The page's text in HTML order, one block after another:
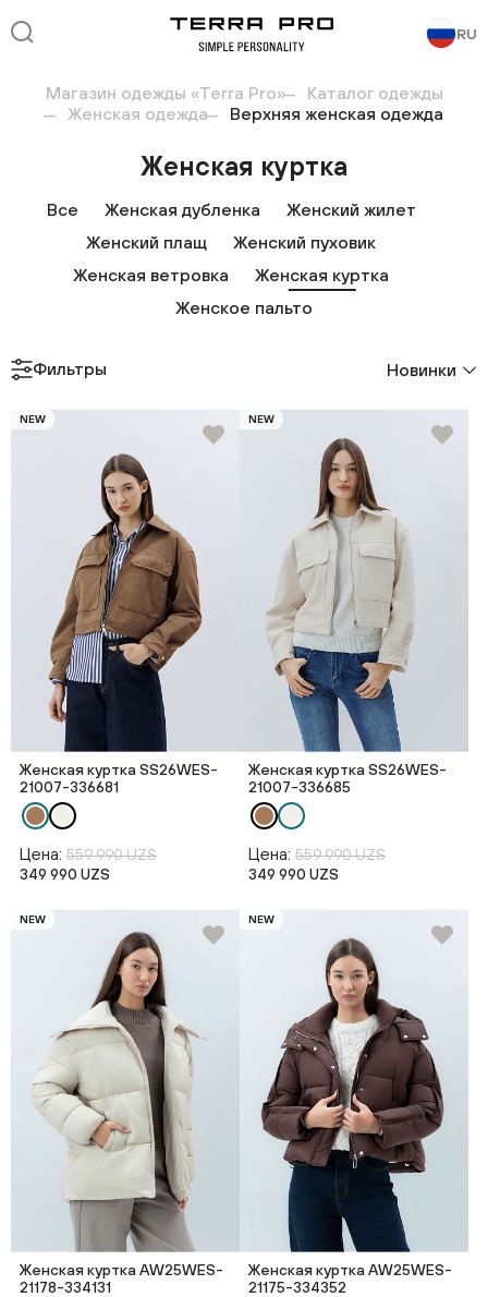
RU
Магазин одежды «Terra Pro»
Каталог одежды
Женская одежда
Верхняя женская одежда
Женская куртка
Все Женская дубленка
Женский жилет
Женский плащ
Женский пуховик
Женская ветровка
Женская куртка
Женское пальто
Фильтры Новинки
NEW
Женская куртка SS26WES-
21007-336681
Цена: 559 990 UZS
349 990 UZS
NEW
Женская куртка SS26WES-
21007-336685
Цена: 559 990 UZS
349 990 UZS
NEW
Женская куртка AW25WES-
21178-334131
NEW
Женская куртка AW25WES-
21175-334352